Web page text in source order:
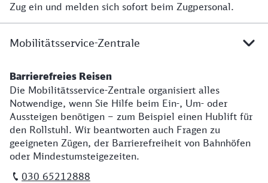
Zug ein und melden sich sofort beim Zugpersonal.
Mobilitätsservice-Zentrale
Barrierefreies Reisen
Die Mobilitätsservice-Zentrale organisiert alles
Notwendige, wenn Sie Hilfe beim Ein-, Um- oder
Aussteigen benötigen – zum Beispiel einen Hublift für
den Rollstuhl. Wir beantworten auch Fragen zu
geeigneten Zügen, der Barrierefreiheit von Bahnhöfen
oder Mindestumsteigezeiten.
030 65212888